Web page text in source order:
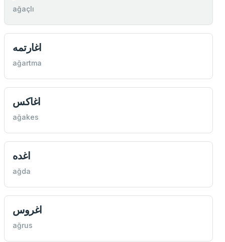
ağaçlı
اغارتمه
ağartma
اغاكس
ağakes
اغده
ağda
اغروس
ağrus